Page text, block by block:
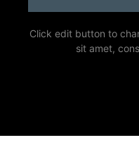
Click edit button to
sit amet,